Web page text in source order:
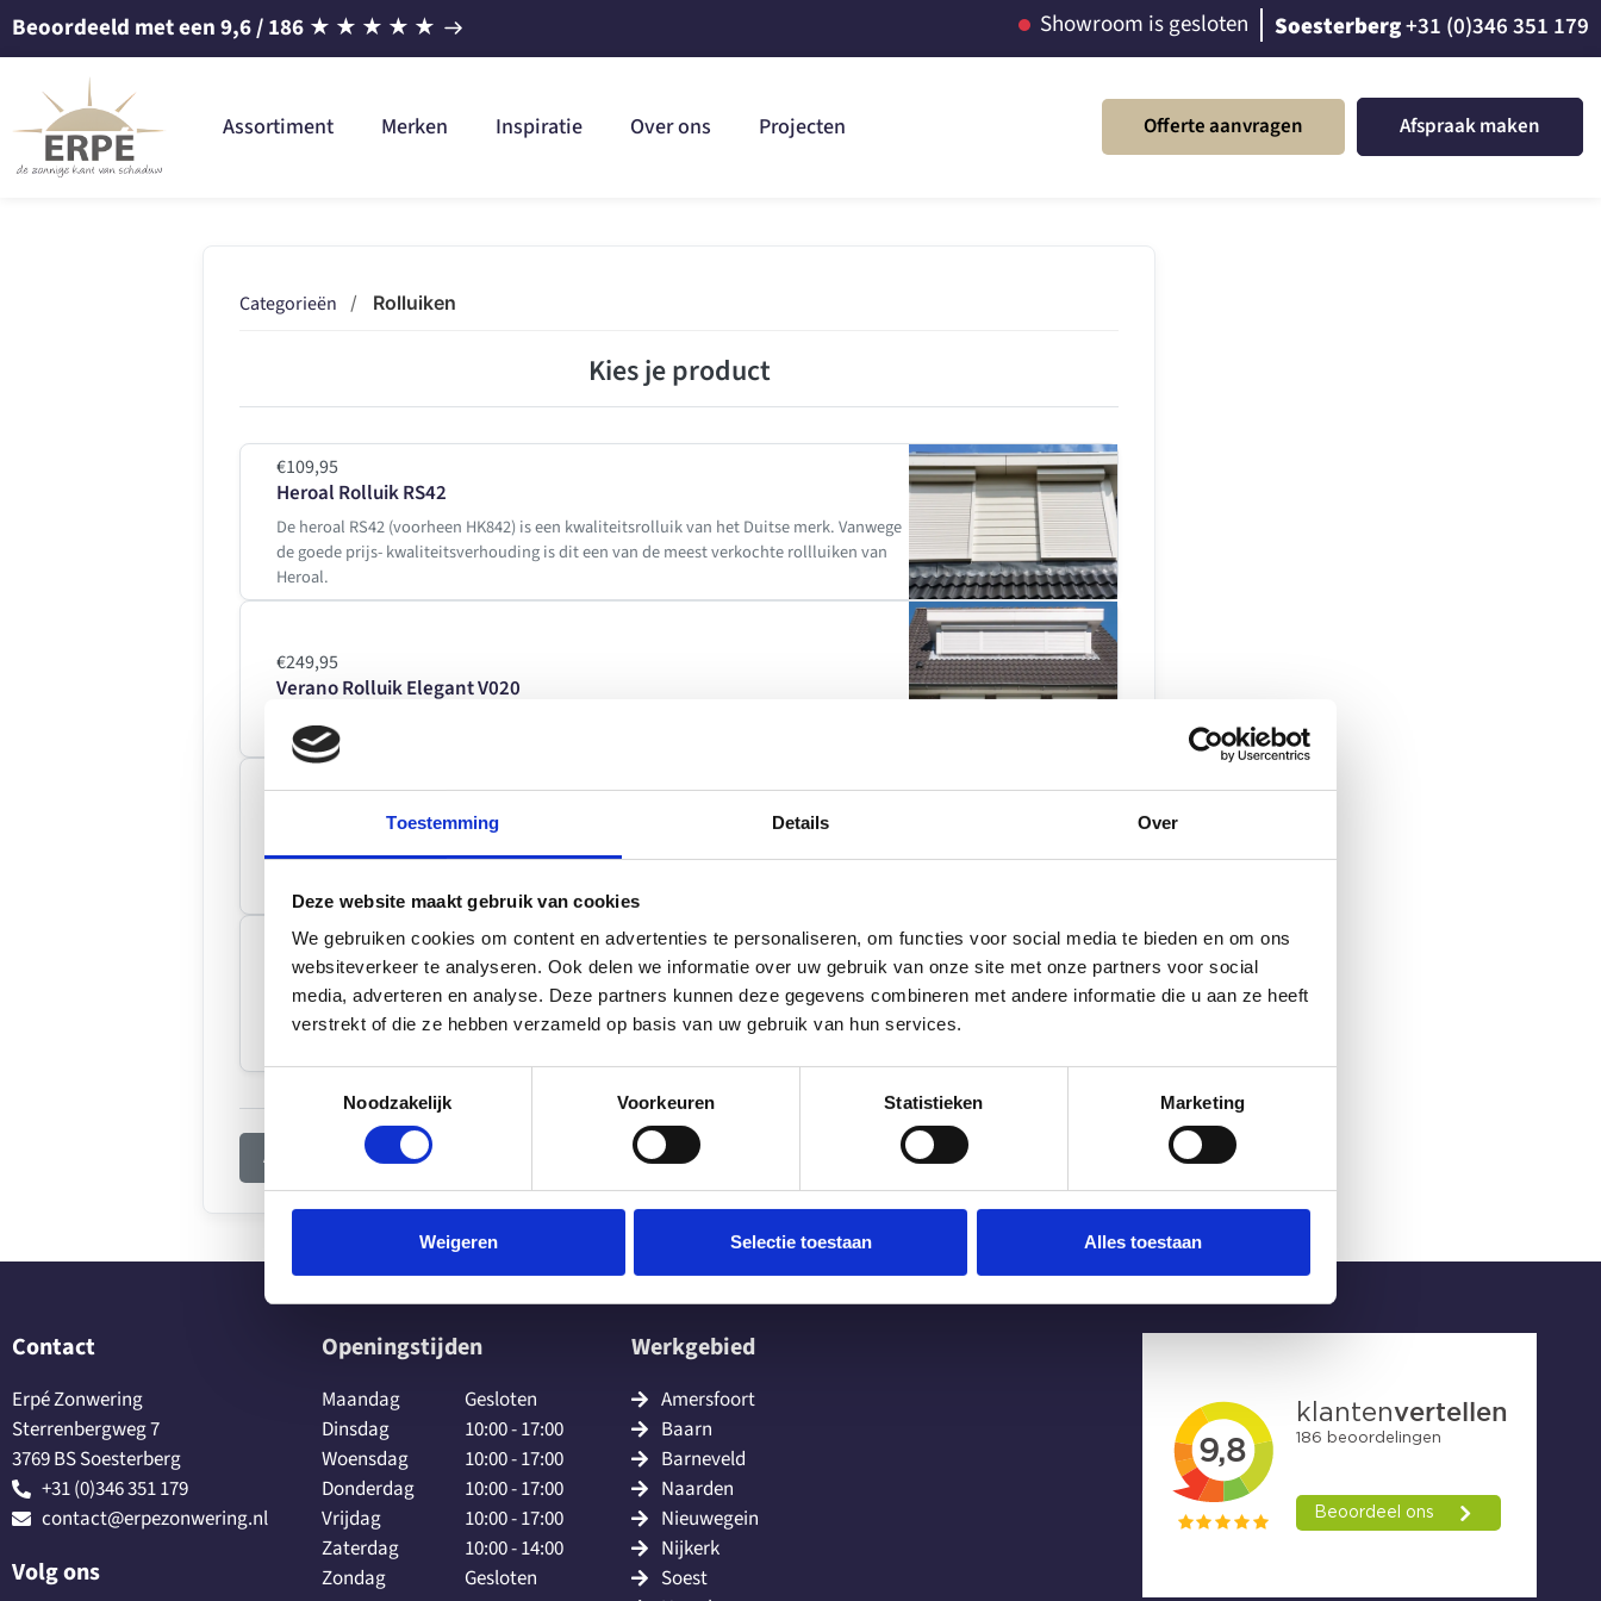
Toestemming Details Over
Deze website maakt gebruik van cookies
We gebruiken cookies om content en advertenties te personaliseren, om functies voor social media te bieden en om ons
websiteverkeer te analyseren. Ook delen we informatie over uw gebruik van onze site met onze partners voor social
media, adverteren en analyse. Deze partners kunnen deze gegevens combineren met andere informatie die u aan ze heeft
verstrekt of die ze hebben verzameld op basis van uw gebruik van hun services.
Noodzakelijk
Voorkeuren Statistieken Marketing
Weigeren Selectie toestaan Alles toestaan
Beoordeeld met een9,6/ 186 ★ ★ ★ ★ ★ Showroom is gesloten Soesterberg+31 (0)346 351 179
Assortiment Merken Inspiratie Over ons Projecten Offerte aanvragen Afspraak maken
Categorieën / Rolluiken
Kies je product
€109,95
Heroal Rolluik RS42
De heroal RS42 (voorheen HK842) is een kwaliteitsrolluik van het Duitse merk. Vanwege
de goede prijs- kwaliteitsverhouding is dit een van de meest verkochte rollluiken van
Heroal.
€249,95
Verano Rolluik Elegant V020
€259,95
Verano Rolluik Steady V030
Met de Verano Steady V030 kies je voor comfort, energiebesparing en een strakke
uitstraling die perfect aansluit bij iedere gevel.
Andere categorie kiezen
Contact
Erpé Zonwering
Sterrenbergweg 7
3769 BS Soesterberg
+31 (0)346 351 179
contact@erpezonwering.nl
Volg ons
Openingstijden
Maandag
Dinsdag
Woensdag
Donderdag
Vrijdag
Zaterdag
Zondag
Gesloten
10:00 - 17:00
10:00 - 17:00
10:00 - 17:00
10:00 - 17:00
10:00 - 14:00
Gesloten
Werkgebied
Amersfoort
Baarn
Barneveld
Naarden
Nieuwegein
Nijkerk
Soest